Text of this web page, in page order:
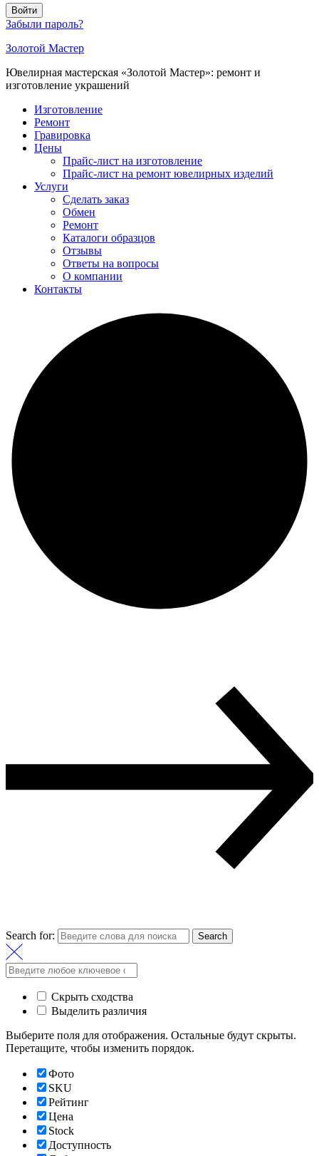
Войти
Забыли пароль?
Золотой Мастер
Ювелирная мастерская «Золотой Мастер»: ремонт и
изготовление украшений
Изготовление
Ремонт
Гравировка
Цены
Прайс-лист на изготовление
Прайс-лист на ремонт ювелирных изделий
Услуги
Сделать заказ
Обмен
Ремонт
Каталоги образцов
Отзывы
Ответы на вопросы
О компании
Контакты
Search for: Search
Скрыть сходства
Выделить различия
Выберите поля для отображения. Остальные будут скрыты.
Перетащите, чтобы изменить порядок.
Фото
SKU
Рейтинг
Цена
Stock
Доступность